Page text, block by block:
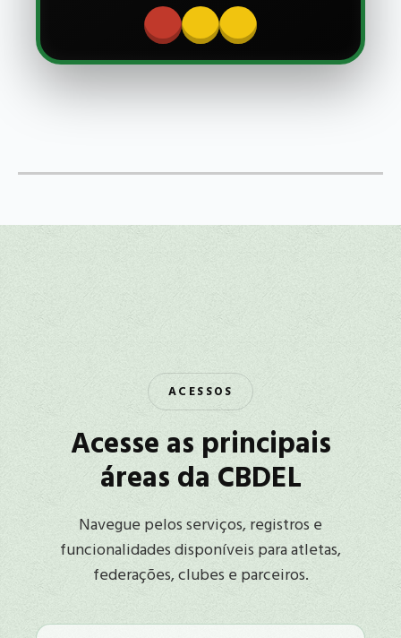
ACESSOS
Acesse as principais
áreas da CBDEL
Navegue pelos serviços, registros e
funcionalidades disponíveis para atletas,
federações, clubes e parceiros.